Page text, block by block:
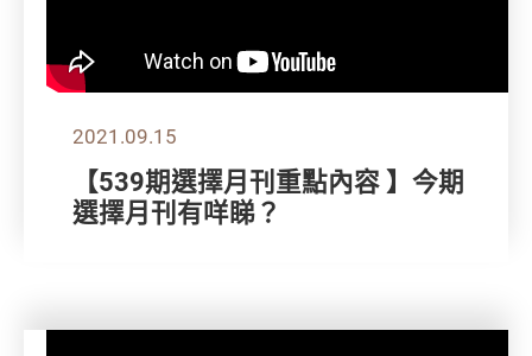
2021.09.15
【539期選擇月刊重點內容 】今期
選擇月刊有咩睇？